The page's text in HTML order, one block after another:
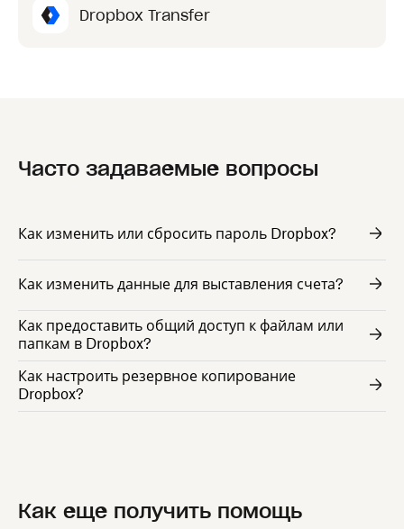
Dropbox Transfer
Часто задаваемые вопросы
Как изменить или сбросить пароль Dropbox?
Как изменить данные для выставления счета?
Как предоставить общий доступ к файлам или
папкам в Dropbox?
Как настроить резервное копирование
Dropbox?
Как еще получить помощь